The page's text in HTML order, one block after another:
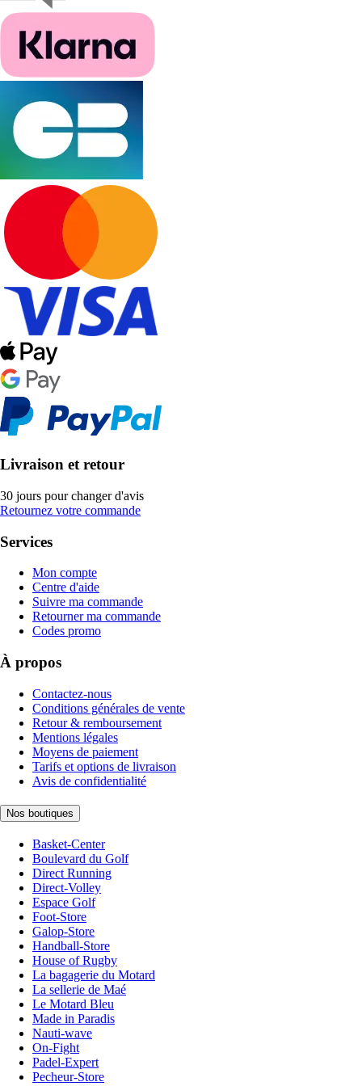
Livraison et retour
30 jours pour changer d'avis
Retournez votre commande
Services
Mon compte
Centre d'aide
Suivre ma commande
Retourner ma commande
Codes promo
À propos
Contactez-nous
Conditions générales de vente
Retour & remboursement
Mentions légales
Moyens de paiement
Tarifs et options de livraison
Avis de confidentialité
Nos boutiques
Basket-Center
Boulevard du Golf
Direct Running
Direct-Volley
Espace Golf
Foot-Store
Galop-Store
Handball-Store
House of Rugby
La bagagerie du Motard
La sellerie de Maé
Le Motard Bleu
Made in Paradis
Nauti-wave
On-Fight
Padel-Expert
Pecheur-Store